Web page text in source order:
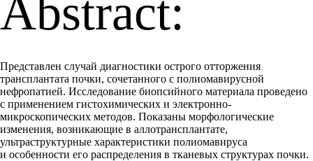
Abstract:
Представлен случай диагностики острого отторжения
трансплантата почки, сочетанного с полиомавирусной
нефропатией. Исследование биопсийного материала проведено
с применением гистохимических и электронно-
микроскопических методов. Показаны морфологические
изменения, возникающие в аллотрансплантате,
ультраструктурные характеристики полиомавируса
и особенности его распределения в тканевых структурах почки.